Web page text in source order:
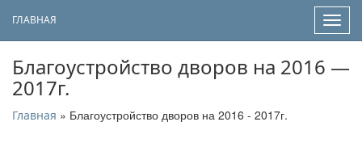
ГЛАВНАЯ
Благоустройство дворов на 2016 —
2017г.
Главная » Благоустройство дворов на 2016 - 2017г.